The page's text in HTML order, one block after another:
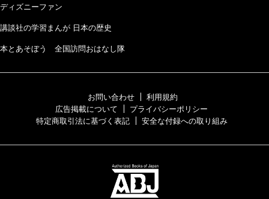
ディズニーファン
講談社の学習まんが 日本の歴史
本とあそぼう 全国訪問おはなし隊
お問い合わせ
利用規約
広告掲載について
プライバシーポリシー
特定商取引法に基づく表記
安全な付録への取り組み